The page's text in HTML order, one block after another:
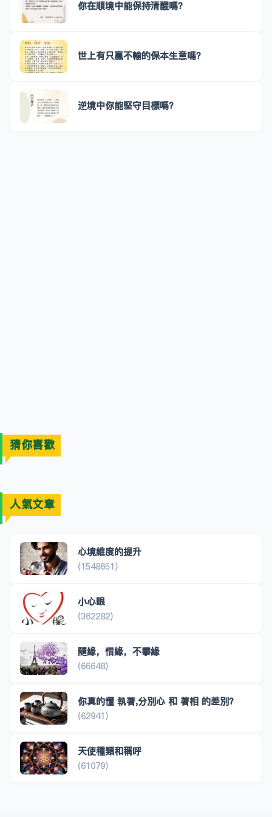
你在順境中能保持清醒嗎？
世上有只贏不輸的保本生意嗎？
逆境中你能堅守目標嗎？
猜你喜歡
人氣文章
心境維度的提升
(1548651)
小心眼
(362282)
隨緣，惜緣，不攀緣
(66648)
你真的懂 執著,分別心 和 著相 的差別？
(62941)
天使種類和稱呼
(61079)